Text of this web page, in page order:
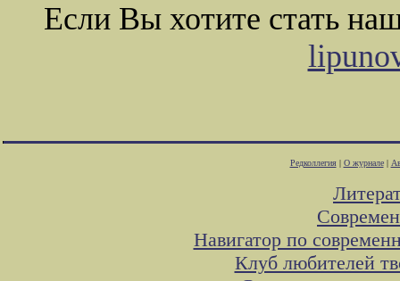
Если Вы хотите стать
Редколлегия| О журнале|
Навигатор по
Клуб любителей